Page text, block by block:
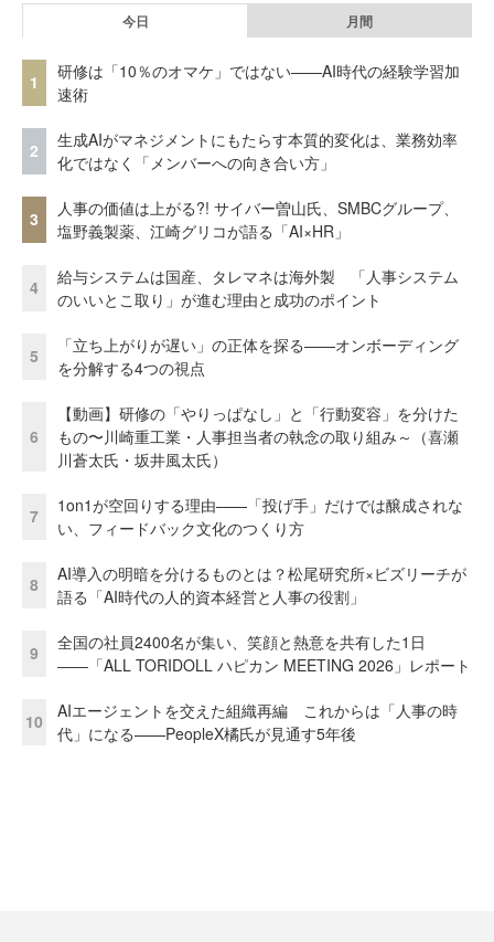
今日 月間
1
研修は「10％のオマケ」ではない——AI時代の経験学習加
速術
2
生成AIがマネジメントにもたらす本質的変化は、業務効率
化ではなく「メンバーへの向き合い方」
3
人事の価値は上がる?! サイバー曽山氏、SMBCグループ、
塩野義製薬、江崎グリコが語る「AI×HR」
4
給与システムは国産、タレマネは海外製 「人事システム
のいいとこ取り」が進む理由と成功のポイント
5
「立ち上がりが遅い」の正体を探る——オンボーディング
を分解する4つの視点
6
【動画】研修の「やりっぱなし」と「行動変容」を分けた
もの〜川崎重工業・人事担当者の執念の取り組み～（喜瀬
川蒼太氏・坂井風太氏）
7
1on1が空回りする理由——「投げ手」だけでは醸成されな
い、フィードバック文化のつくり方
8
AI導入の明暗を分けるものとは？松尾研究所×ビズリーチが
語る「AI時代の人的資本経営と人事の役割」
9
全国の社員2400名が集い、笑顔と熱意を共有した1日
――「ALL TORIDOLL ハピカン MEETING 2026」レポート
10
AIエージェントを交えた組織再編 これからは「人事の時
代」になる——PeopleX橘氏が見通す5年後